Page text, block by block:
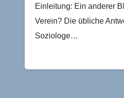
Einleitung: Ein anderer
Verein? Die übliche
Soziologe…